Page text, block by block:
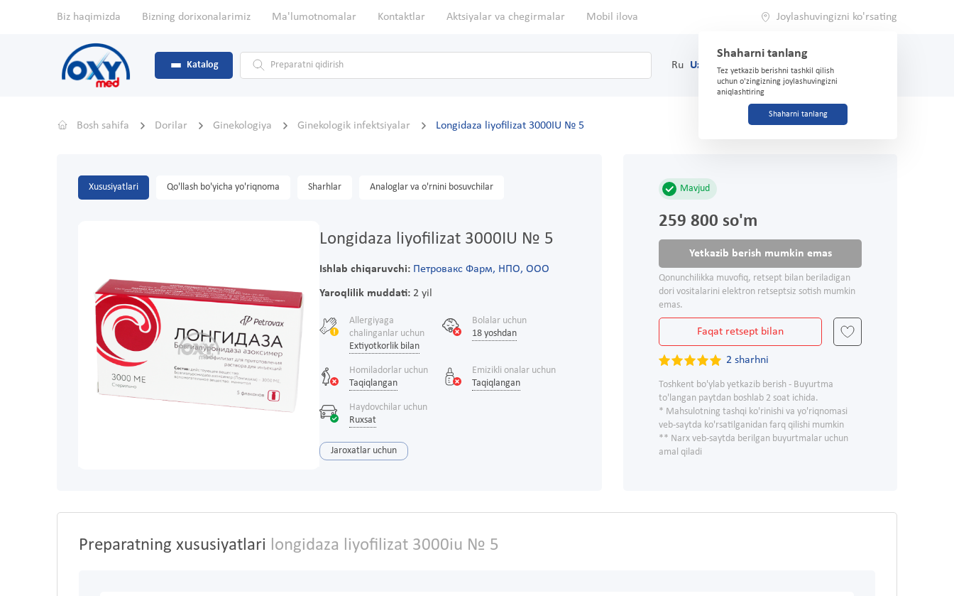
Biz haqimizda Bizning dorixonalarimiz Ma'lumotnomalar Kontaktlar Aktsiyalar va chegirmalar Mobil ilova Joylashuvingizni ko'rsating
Shaharni tanlang
Tez yetkazib berishni tashkil qilish
uchun o'zingizning joylashuvingizni
aniqlashtiring
Shaharni tanlang
Katalog Ru Uz (71) 200-03-03
Bosh sahifa Dorilar Ginekologiya Ginekologik infektsiyalar Longidaza liyofilizat 3000IU № 5
Xususiyatlari Qo'llash bo'yicha yo'riqnoma Sharhlar Analoglar va o'rnini bosuvchilar
Longidaza liyofilizat 3000IU № 5
Ishlab chiqaruvchi: Петровакс Фарм, НПО, ООО
Yaroqlilik muddati:2 yil
Allergiyaga
chalinganlar uchun
Extiyotkorlik bilan
Bolalar uchun
18 yoshdan
Homiladorlar uchun
Taqiqlangan
Emizikli onalar uchun
Taqiqlangan
Haydovchilar uchun
Ruxsat
Jaroxatlar uchun
Mavjud
259 800 so'm
Yetkazib berish mumkin emas
Qonunchilikka muvofiq, retsept bilan beriladigan
dori vositalarini elektron retseptsiz sotish mumkin
emas.
Faqat retsept bilan
2 sharhni
Toshkent bo'ylab yetkazib berish - Buyurtma
to'langan paytdan boshlab 2 soat ichida.
* Mahsulotning tashqi ko'rinishi va yo'riqnomasi
veb-saytda ko'rsatilganidan farq qilishi mumkin
** Narx veb-saytda berilgan buyurtmalar uchun
amal qiladi
Preparatning xususiyatlari longidaza liyofilizat 3000iu № 5